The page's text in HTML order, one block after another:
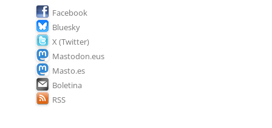
Facebook
Bluesky
X (Twitter)
Mastodon.eus
Masto.es
Boletina
RSS